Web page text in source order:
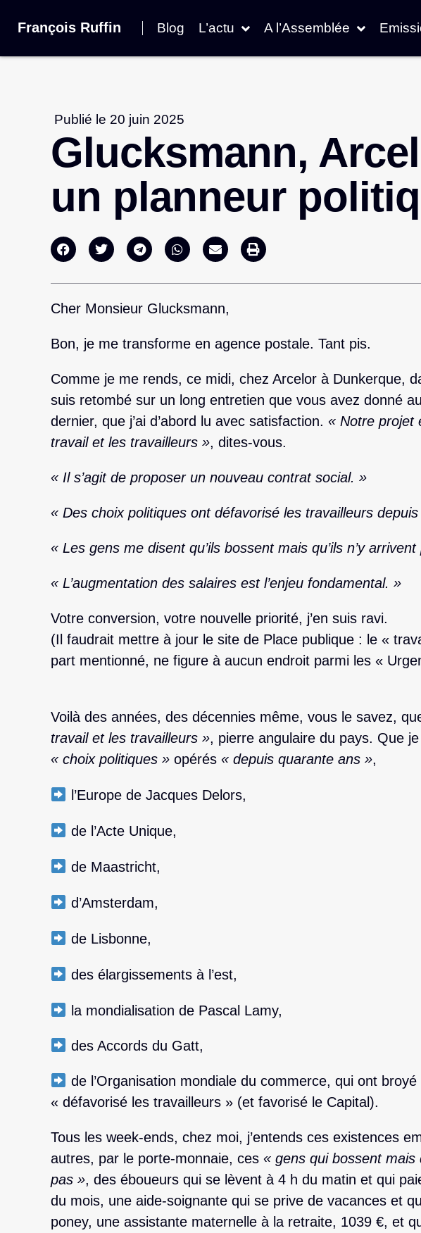
François Ruffin Blog L’actu A l’Assemblée
Publié le 20 juin 2025
Glucksmann,
un planneur
Cher Monsieur Glucksmann,
Bon, je me transforme en agence postale. Tant pis.
Comme je me rends, ce midi, chez Arcelor à Dunkerque,
suis retombé sur un long entretien que vous avez donné
dernier, que j’ai d’abord lu avec satisfaction. « Notre projet
travail et les travailleurs », dites-vous.
« Il s’agit de proposer un nouveau contrat social. »
« Des choix politiques ont défavorisé les travailleurs
« Les gens me disent qu’ils bossent mais qu’ils n’y
« L’augmentation des salaires est l’enjeu fondamental. »
Votre conversion, votre nouvelle priorité, j’en suis ravi.
(Il faudrait mettre à jour le site de Place publique : le «
part mentionné, ne figure à aucun endroit parmi les «
Voilà des années, des décennies même, vous le savez,
travail et les travailleurs », pierre angulaire du pays. Que
« choix politiques » opérés « depuis quarante ans »,
l’Europe de Jacques Delors,
de l’Acte Unique,
de Maastricht,
d’Amsterdam,
de Lisbonne,
des élargissements à l’est,
la mondialisation de Pascal Lamy,
des Accords du Gatt,
de l’Organisation mondiale du commerce, qui ont
« défavorisé les travailleurs » (et favorisé le Capital).
Tous les week-ends, chez moi, j’entends ces existences
autres, par le porte-monnaie, ces « gens qui bossent mais
pas », des éboueurs qui se lèvent à 4 h du matin et qui
du mois, une aide-soignante qui se prive de vacances et
poney, une assistante maternelle à la retraite, 1039 €, et